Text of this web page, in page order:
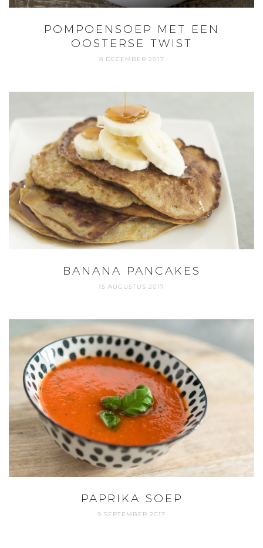
POMPOENSOEP MET EEN
OOSTERSE TWIST
8 DECEMBER 2017
BANANA PANCAKES
15 AUGUSTUS 2017
PAPRIKA SOEP
9 SEPTEMBER 2017